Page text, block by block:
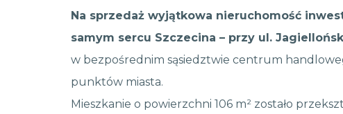
Na sprzedaż wyjątkowa nieruchomość
samym sercu Szczecina – przy ul.
w bezpośrednim sąsiedztwie centrum
punktów miasta.
Mieszkanie o powierzchni 106 m² zostało